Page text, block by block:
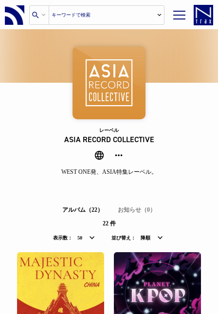
レーベル
ASIA RECORD COLLECTIVE
WEST ONE発、ASIA特集レーベル。
アルバム（22）
お知らせ（0）
22 件
表示数： 50 並び替え： 降順